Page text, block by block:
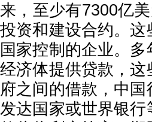
来，至少有7300亿
投资和建设合约。
国家控制的企业。
经济体提供贷款，
府之间的借款，中
发达国家或世界银